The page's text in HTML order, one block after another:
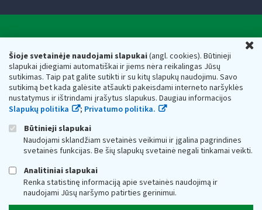
Šioje svetainėje naudojami slapukai(angl. cookies). Būtinieji
slapukai įdiegiami automatiškai ir jiems nėra reikalingas Jūsų
sutikimas. Taip pat galite sutikti ir su kitų slapukų naudojimu. Savo
sutikimą bet kada galėsite atšaukti pakeisdami interneto naršyklės
nustatymus ir ištrindami įrašytus slapukus. Daugiau informacijos
Slapukų politika
; Privatumo politika.
Būtinieji slapukai
Naudojami sklandžiam svetainės veikimui ir įgalina pagrindines
svetainės funkcijas. Be šių slapukų svetainė negali tinkamai veikti.
Analitiniai slapukai
Renka statistinę informaciją apie svetainės naudojimą ir
naudojami Jūsų naršymo patirties gerinimui.
Respublikos finansų ministerijos
Biudžetinė įstaiga. Juridinio asmens kodas — 188659752,
adresas: Vasario 16-osios g. 14, 01107 Vilnius, Lietuva, el.paštas:
vmi@vmi.lt, E. pristatymo dėžutės adresas 188659752
Duomenys apie Valstybinę mokesčių inspekciją prie Lietuvos
Respublikos finansų ministerijos kaupiami ir saugomi Juridinių